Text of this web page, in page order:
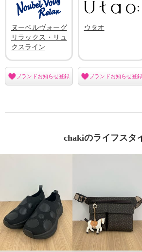
ヌーベルヴォーグ
リラックス・リュ
クスライン
ブランドお知らせ登録
ウタオ
ブランドお知らせ登録
chakiのライフスタ